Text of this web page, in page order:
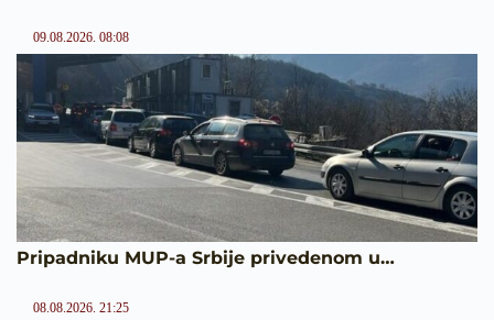
09.08.2026. 08:08
Pripadniku MUP-a Srbije privedenom u…
08.08.2026. 21:25